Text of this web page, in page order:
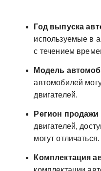
Год выпуска
используемые в
с течением
Модель
автомобилей
двигателей.
Регион
двигателей,
могут отличаться.
Комплектация